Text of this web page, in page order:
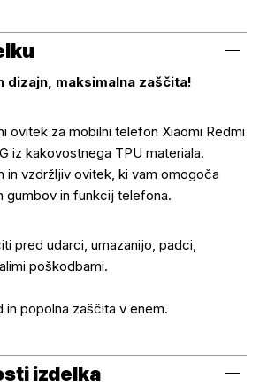
dizajn, maksimalna zaščita!
ovitek za mobilni telefon Xiaomi Redmi
iz kakovostnega TPU materiala.
in vzdržljiv ovitek, ki vam omogoča
gumbov in funkcij telefona.
pred udarci, umazanijo, padci,
poškodbami.
in popolna zaščita v enem.
izdelka